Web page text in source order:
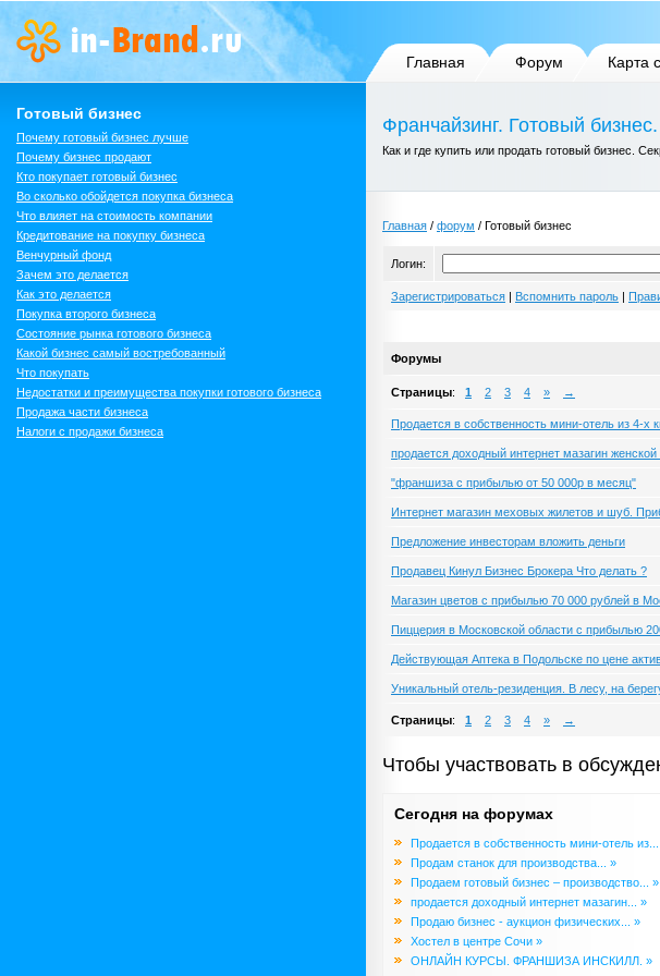
Главная Форум Карта
Готовый бизнес
Почему готовый бизнес лучше
Почему бизнес продают
Кто покупает готовый бизнес
Во сколько обойдется покупка бизнеса
Что влияет на стоимость компании
Кредитование на покупку бизнеса
Венчурный фонд
Зачем это делается
Как это делается
Покупка второго бизнеса
Состояние рынка готового бизнеса
Какой бизнес самый востребованный
Что покупать
Недостатки и преимущества покупки готового бизнеса
Продажа части бизнеса
Налоги с продажи бизнеса
Франчайзинг. Готовый бизнес.
Как и где купить или продать готовый бизнес.
Главная / форум / Готовый бизнес
Логин:
Зарегистрироваться | Вспомнить пароль |
Форумы
Страницы: 1 2 3 4 » →
Продается в собственность мини-отель из 4-х
продается доходный интернет мазагин
"франшиза с прибылью от 50 000р в месяц"
Интернет магазин меховых жилетов и шуб.
Предложение инвесторам вложить деньги
Продавец Кинул Бизнес Брокера Что делать ?
Магазин цветов с прибылью 70 000 рублей в
Пиццерия в Московской области с прибылью
Действующая Аптека в Подольске по цене
Уникальный отель-резиденция. В лесу, на
Страницы: 1 2 3 4 » →
Чтобы участвовать в
Сегодня на форумах
Продается в собственность мини-отель
Продам станок для производства... »
Продаем готовый бизнес – производство... »
продается доходный интернет мазагин... »
Продаю бизнес - аукцион физических... »
Хостел в центре Сочи »
ОНЛАЙН КУРСЫ. ФРАНШИЗА ИНСКИЛЛ. »